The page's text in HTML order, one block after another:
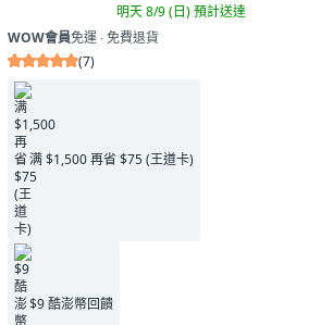
明天 8/9 (日)預計送達
WOW會員免運 ∙ 免費退貨
(7)
满 $1,500 再省 $75 (王道卡)
$9 酷澎幣回饋